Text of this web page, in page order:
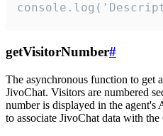
getVisitorNumber#
The asynchronous function to get
JivoChat. Visitors are numbered
number is displayed in the agent's
to associate JivoChat data with